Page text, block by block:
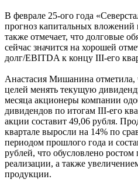
В феврале 25-ого года
прогноз капитальных
также отмечает, что долговые
сейчас значится на хорошей
долг/EBITDA к концу III-его
Анастасия Мишанина отметила,
целей менять текущую
месяца акционеры компании
дивидендов по итогам III-его
акции составит 49,06 рубля.
квартале выросли на 14% по
периодом прошлого года и
рублей, что обусловлено
реализации, а также
продукции.